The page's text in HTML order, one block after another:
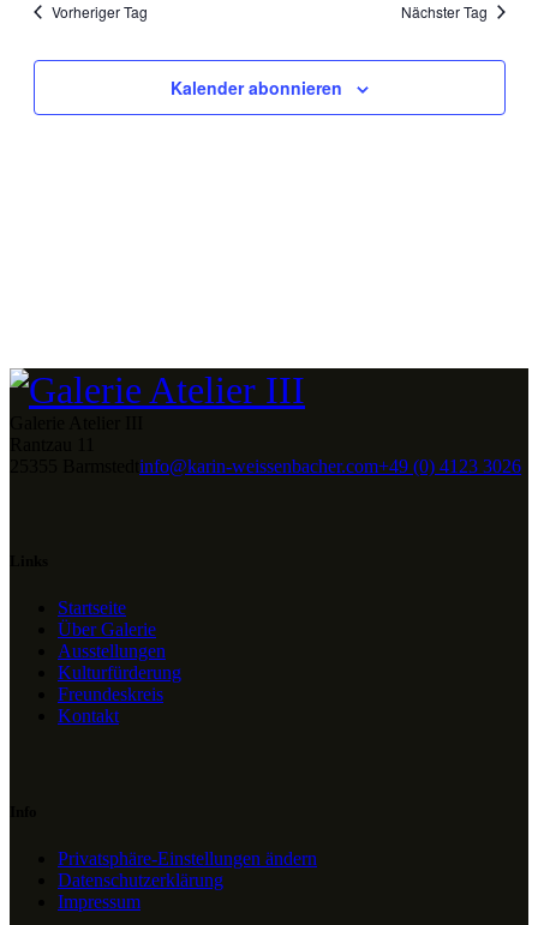
Vorheriger Tag
Nächster Tag
Kalender abonnieren
info@karin-weissenbacher.com+49 (0) 4123 3026
Startseite
Über Galerie
Ausstellungen
Kulturfürderung
Freundeskreis
Kontakt
Privatsphäre-Einstellungen ändern
Datenschutzerklärung
Impressum